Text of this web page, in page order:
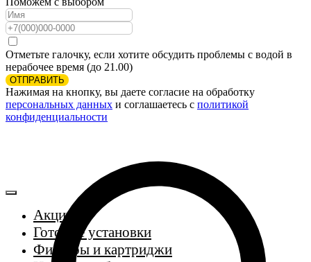
Отметьте галочку, если хотите обсудить проблемы с водой в
нерабочее время (до 21.00)
ОТПРАВИТЬ
Нажимая на кнопку, вы даете согласие на обработку
персональных данных и соглашаетесь c политикой
конфиденциальности
Акции
Готовые установки
Фильтры и картриджи